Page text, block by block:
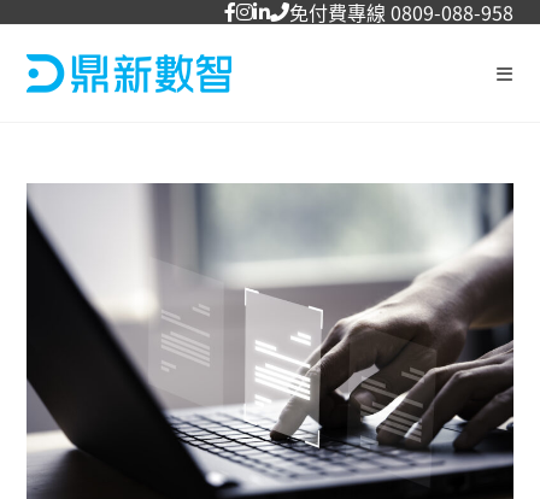
免付費專線 0809-088-958